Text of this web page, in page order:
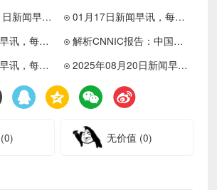
2026年03月21日新闻早讯，每天60s读懂世界
01月17日新闻早讯，每天60s读懂世界
10月01日新闻早讯，每天60s读懂世界
解析CNNIC报告：中国网民超过10亿，互联网红利何去何从？
07月03日新闻早讯，每天60s读懂世界
2025年08月20日新闻早讯，每天60s读懂世界
(0) 无价值 (0)